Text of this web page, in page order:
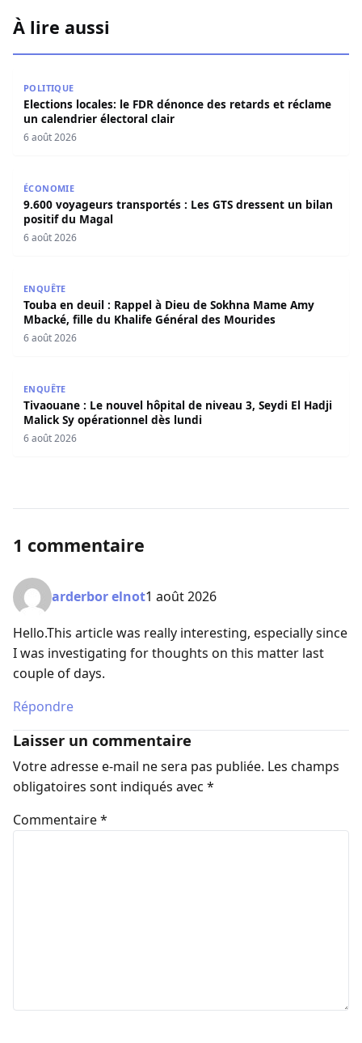
À lire aussi
POLITIQUE
Elections locales: le FDR dénonce des retards et réclame
un calendrier électoral clair
6 août 2026
ÉCONOMIE
9.600 voyageurs transportés : Les GTS dressent un bilan
positif du Magal
6 août 2026
ENQUÊTE
Touba en deuil : Rappel à Dieu de Sokhna Mame Amy
Mbacké, fille du Khalife Général des Mourides
6 août 2026
ENQUÊTE
Tivaouane : Le nouvel hôpital de niveau 3, Seydi El Hadji
Malick Sy opérationnel dès lundi
6 août 2026
1 commentaire
arderbor elnot1 août 2026
Hello.This article was really interesting, especially since
I was investigating for thoughts on this matter last
couple of days.
Répondre
Laisser un commentaire
Votre adresse e-mail ne sera pas publiée. Les champs
obligatoires sont indiqués avec *
Commentaire*